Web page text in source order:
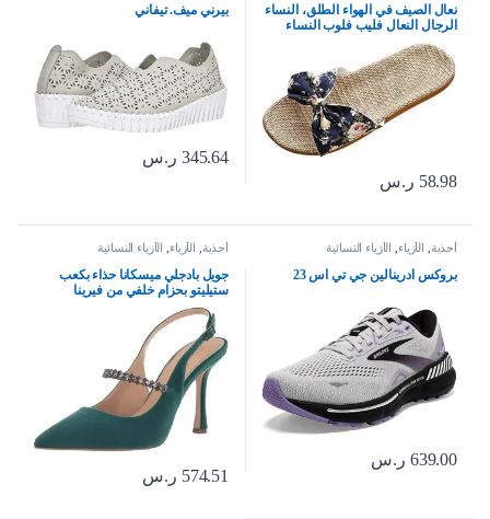
نعال الصيف في الهواء الطلق، النساء
الرجال النعال فليب فلوب النساء
النعال الزهور القوس الكتان فليب
فلوب الصنادل إسفين النعال النساء
أحذية
58.98 ر.س
بيرني ميف. تيفاني
345.64 ر.س
أحذية الأزياء الأزياء النسائية
بروكس ادرينالين جي تي اس 23
639.00 ر.س
أحذية الأزياء الأزياء النسائية
جويل بادجلي ميسكانا حذاء بكعب
ستيليتو بحزام خلفي من فيرينا
574.51 ر.س